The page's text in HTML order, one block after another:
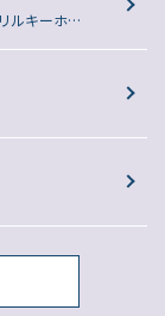
【重要】SUMMER FES2026、うちわ形アクリルキーホルダーコレクションBOXの商品価格誤りに関するお詫び